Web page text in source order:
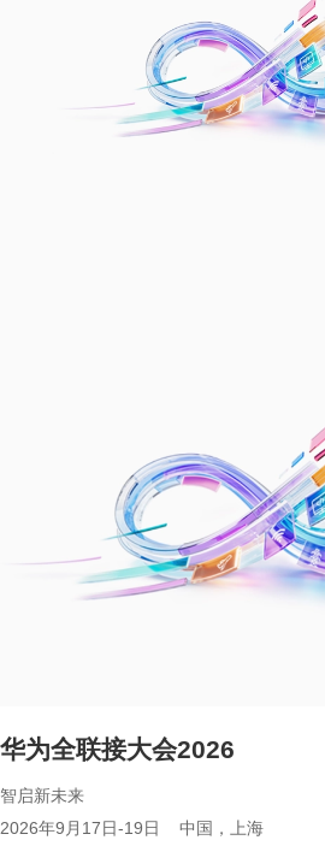
华为全联接大会2026
智启新未来
2026年9月17日-19日 中国，上海